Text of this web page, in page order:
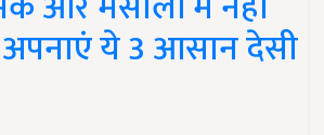
ये 3 आसान देसी